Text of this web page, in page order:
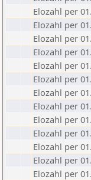
Elozahl per
Elozahl per
Elozahl per
Elozahl per
Elozahl per
Elozahl per
Elozahl per
Elozahl per
Elozahl per
Elozahl per
Elozahl per
Elozahl per
Elozahl per